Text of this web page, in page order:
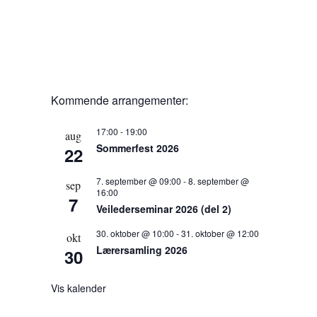
Kommende arrangementer:
aug
22
17:00 - 19:00
Sommerfest 2026
sep
7
7. september @ 09:00 -8. september @
16:00
Veilederseminar 2026 (del 2)
okt
30
30. oktober @ 10:00 -31. oktober @ 12:00
Lærersamling 2026
Vis kalender